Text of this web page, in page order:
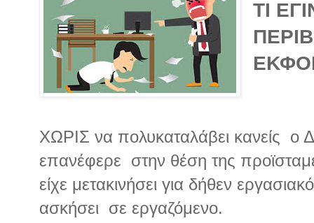
ΤΙ
ΧΩΡΙΣ να πολυκαταλάβει κανείς ο
επανέφερε στην θέση της
είχε μετακινήσει για δήθεν
ασκήσει σε εργαζόμενο.